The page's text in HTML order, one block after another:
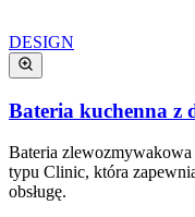
DESIGN
Bateria kuchenna z
Bateria
typu Clinic, która
obsługę.